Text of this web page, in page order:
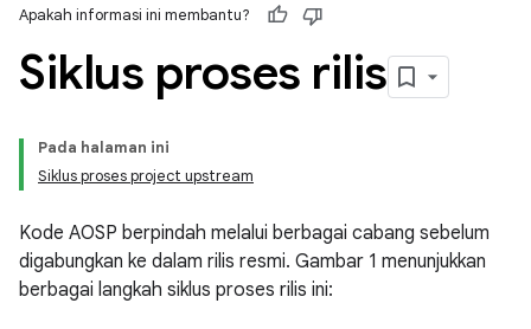
Apakah informasi ini membantu?
Siklus proses rilis
Pada halaman ini
Siklus proses project upstream
Kode AOSP berpindah melalui berbagai cabang sebelum
digabungkan ke dalam rilis resmi. Gambar 1 menunjukkan
berbagai langkah siklus proses rilis ini: